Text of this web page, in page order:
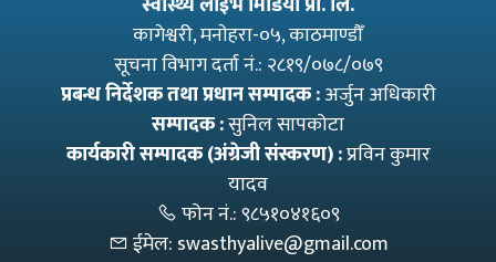
कागेश्वरी, मनाेहरा-०५, काठमाण्डौँ
सूचना विभाग दर्ता नं.: २८१९/०७८/०७९
प्रबन्ध निर्देशक तथा प्रधान सम्पादक :अर्जुन अधिकारी
सम्पादक :सुनिल सापकोटा
कार्यकारी सम्पादक (अंग्रेजी संस्करण) :प्रविन कुमार
यादव
फोन नं.:९८५१०४१६०९
ईमेल: swasthyalive@gmail.com